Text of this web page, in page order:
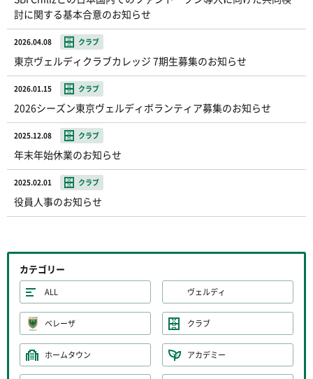
討に関する基本合意のお知らせ
2026.04.08 クラブ
東京ヴェルディクラブカレッジ 7期生募集のお知らせ
2026.01.15 クラブ
2026シーズン東京ヴェルディボランティア募集のお知らせ
2025.12.08 クラブ
年末年始休業のお知らせ
2025.02.01 クラブ
役員人事のお知らせ
カテゴリー
ALL ヴェルディ
ベレーザ クラブ
ホームタウン アカデミー